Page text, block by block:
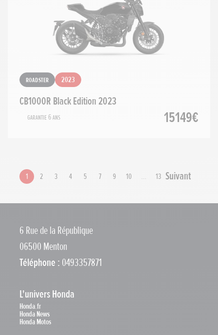
Roadster 2023
CB1000R Black Edition 2023
Garantie 6 ans 15149€
1 2 3 4 5 7 9 10 … 13 Suivant
6 Rue de la République
06500 Menton
Téléphone : 0493357871
L'univers Honda
Honda.fr
Honda News
Honda Motos